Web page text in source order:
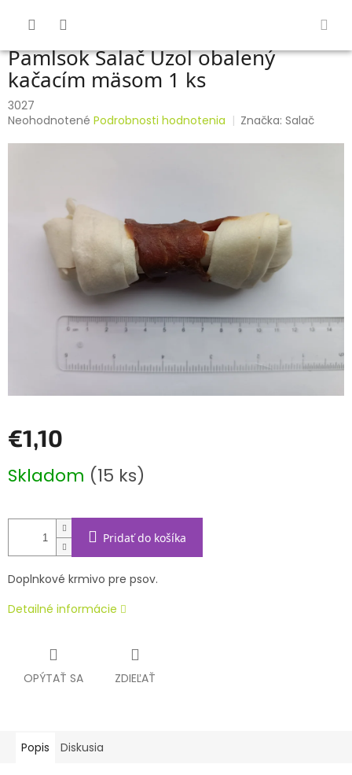
Pamlsok Salač Uzol obalený
kačacím mäsom 1 ks
3027
Priemerné
hviezdičiek.
Neohodnotené Podrobnosti hodnotenia Značka:Salač
€1,10
cena:
Skladom (15 ks)
Pridať do košíka
Doplnkové krmivo pre psov.
Detailné informácie
OPÝTAŤ SA ZDIEĽAŤ
Popis Diskusia